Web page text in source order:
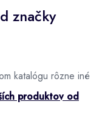
značky
katalógu rôzne iné
produktov od